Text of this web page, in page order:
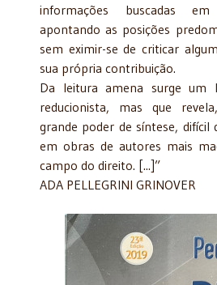
informações buscadas
apontando as posições
sem eximir-se de criticar
sua própria contribuição.
Da leitura amena surge um
reducionista, mas que
grande poder de síntese,
em obras de autores mais
campo do direito. [...]”
ADA PELLEGRINI GRINOVER